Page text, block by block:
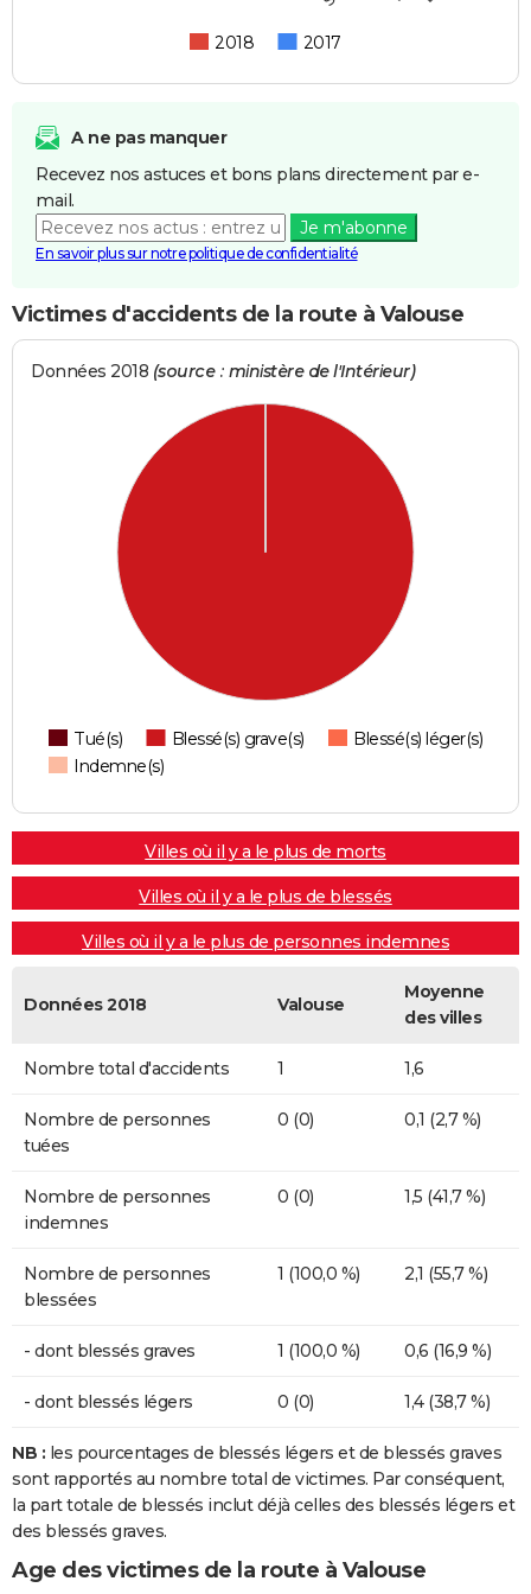
2018 2017
A ne pas manquer
Recevez nos astuces et bons plans directement par e-
mail.
Je m'abonne
En savoir plus sur notre politique de confidentialité
Victimes d'accidents de la route à Valouse
Données 2018 (source : ministère de l'Intérieur)
Tué(s) Blessé(s) grave(s)
Blessé(s) léger(s)
Indemne(s)
Villes où il y a le plus de morts
Villes où il y a le plus de blessés
Villes où il y a le plus de personnes indemnes
Données 2018 Valouse
Moyenne
des villes
Nombre total d'accidents 1 1,6
Nombre de personnes
tuées
0 (0) 0,1 (2,7 %)
Nombre de personnes
indemnes
0 (0) 1,5 (41,7 %)
Nombre de personnes
blessées
1 (100,0 %) 2,1 (55,7 %)
- dont blessés graves 1 (100,0 %) 0,6 (16,9 %)
- dont blessés légers 0 (0) 1,4 (38,7 %)
NB : les pourcentages de blessés légers et de blessés graves
sont rapportés au nombre total de victimes. Par conséquent,
la part totale de blessés inclut déjà celles des blessés légers et
des blessés graves.
Age des victimes de la route à Valouse